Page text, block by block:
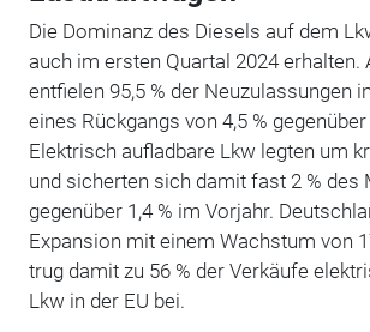
Die Dominanz des Diesels auf dem
auch im ersten Quartal 2024 erhalten.
entfielen 95,5 % der Neuzulassungen
eines Rückgangs von 4,5 %
Elektrisch aufladbare Lkw legten um
und sicherten sich damit fast 2 % des
gegenüber 1,4 % im Vorjahr.
Expansion mit einem Wachstum von
trug damit zu 56 % der Verkäufe
Lkw in der EU bei.